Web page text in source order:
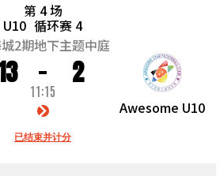
第 4 场
U10 循环赛 4
2期地下主题中庭
2
11:15
已结束并计分
Awesome U10